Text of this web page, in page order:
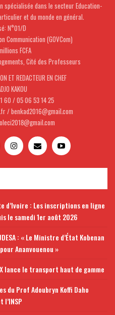
dans le secteur Education-
et du monde en général.
N°01/D
Communication (GOVCom)
FCFA
Cité des Professeurs
ET REDACTEUR EN CHEF
KAKOU
60 / 05 06 53 14 25
/ benkad2016@gmail.com
d’Ivoire : Les inscriptions en ligne
le samedi 1er août 2026
: « Le Ministre d’État Kobenan
Ananvouenou »
lance le transport haut de gamme
du Prof Adoubryn Koffi Daho